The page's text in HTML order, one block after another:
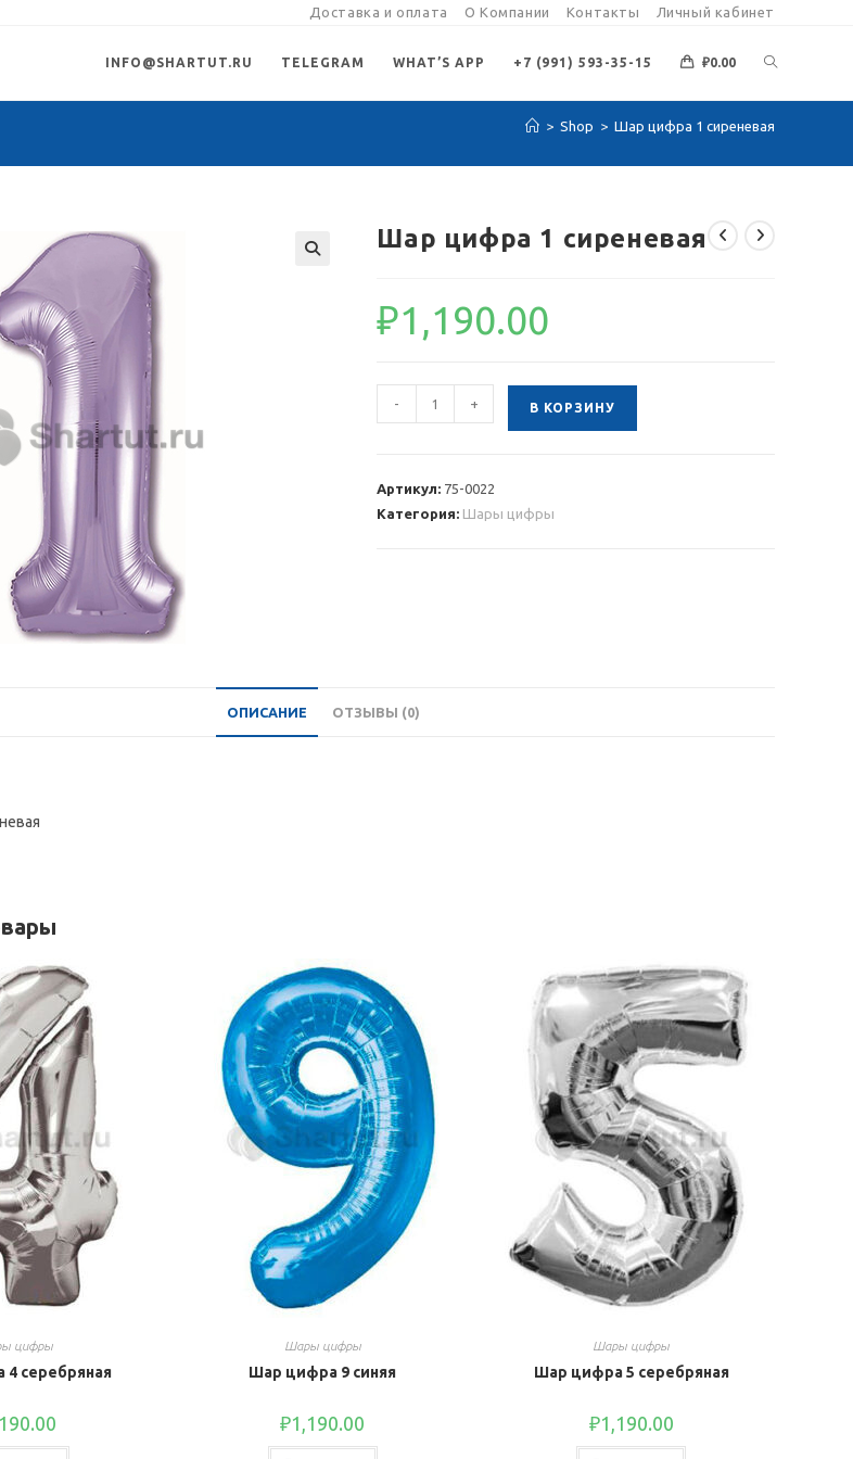
Доставка и оплата О Компании Контакты Личный кабинет
INFO@SHARTUT.RU TELEGRAM WHAT’S APP +7 (991) 593-35-15 ₽0.00
ПОИСК
> Shop > Шар цифра 1 сиреневая
Шар цифра 1 сиреневая
₽1,190.00
Количество
товара
- + В КОРЗИНУ
Артикул: 75-0022
Категория: Шары цифры
ОПИСАНИЕ ОТЗЫВЫ (0)
цифры
серебряная
Шары цифры
Шар цифра 9 синяя
₽1,190.00
Шары цифры
Шар цифра 5 серебряная
₽1,190.00